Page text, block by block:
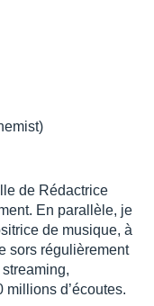
de Rédactrice
En parallèle, je
de musique, à
sors régulièrement
millions d’écoutes.